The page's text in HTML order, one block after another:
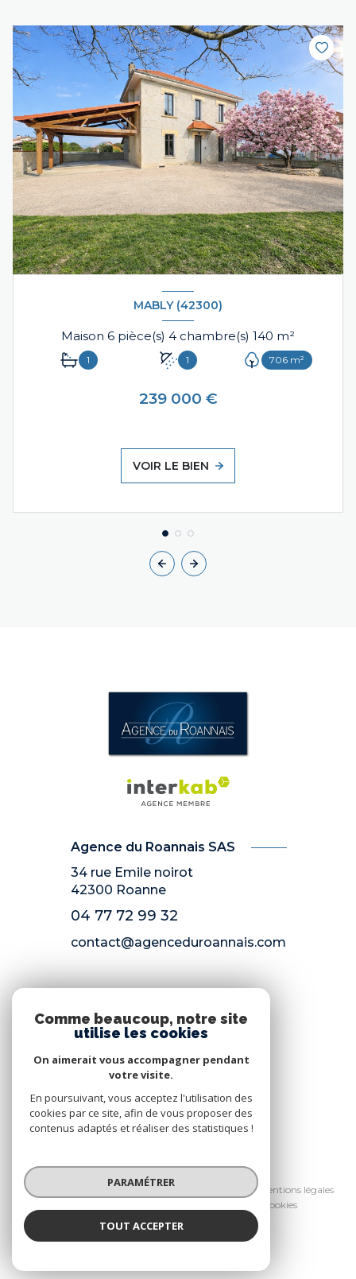
MABLY (42300)
Maison 6 pièce(s) 4 chambre(s) 140 m²
1 1 706 m²
239 000 €
VOIR LE BIEN
Agence du Roannais SAS
34 rue Emile noirot
42300 Roanne
04 77 72 99 32
contact@agenceduroannais.com
Nous suivre
© 2026 | Tous droits réservés
Nos honoraires
Nos partenaires
Mentions légales
Cookies
Comme beaucoup, notre site
utilise les cookies
On aimerait vous accompagner pendant
votre visite.
En poursuivant, vous acceptez l'utilisation des
cookies par ce site, afin de vous proposer des
contenus adaptés et réaliser des statistiques !
PARAMÉTRER
TOUT ACCEPTER